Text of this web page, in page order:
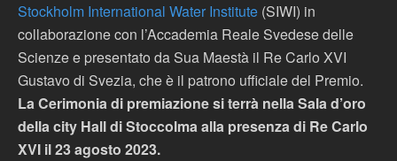
Stockholm International Water Institute (SIWI) in
collaborazione con l’Accademia Reale Svedese delle
Scienze e presentato da Sua Maestà il Re Carlo XVI
Gustavo di Svezia, che è il patrono ufficiale del Premio.
La Cerimonia di premiazione si terrà nella Sala d’oro
della city Hall di Stoccolma alla presenza di Re Carlo
XVI il 23 agosto 2023.